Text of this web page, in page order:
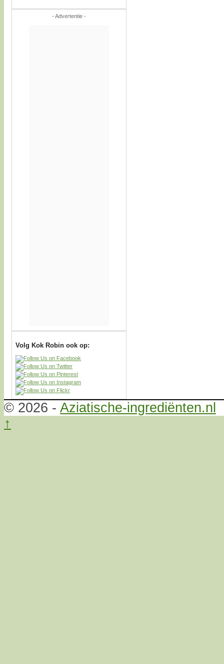
- Advertentie -
Volg Kok Robin ook op:
© 2026 - Aziatische-ingrediënten.nl
↑